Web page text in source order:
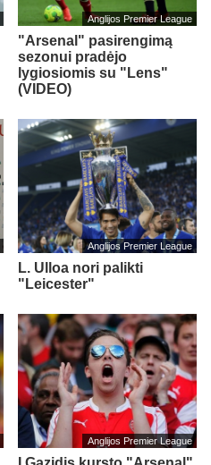
Anglijos Premier League
"Arsenal" pasirengimą
sezonui pradėjo
lygiosiomis su "Lens"
(VIDEO)
Anglijos Premier League
L. Ulloa nori palikti
"Leicester"
Anglijos Premier League